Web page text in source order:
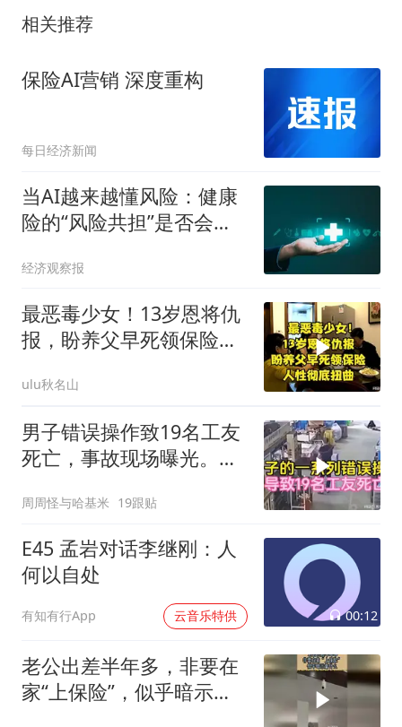
相关推荐
保险AI营销 深度重构
每日经济新闻
当AI越来越懂风险：健康
险的“风险共担”是否会被
经济观察报
最恶毒少女！13岁恩将仇
报，盼养父早死领保险，
ulu秋名山
男子错误操作致19名工友
死亡，事故现场曝光。一
周周怪与哈基米 19跟贴
E45 孟岩对话李继刚：人
何以自处
有知有行App 云音乐特供 00:12
老公出差半年多，非要在
家“上保险”，似乎暗示着